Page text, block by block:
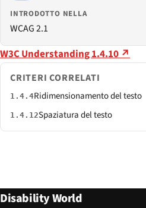
INTRODOTTO NELLA
WCAG 2.1
W3C Understanding 1.4.10 ↗
CRITERI CORRELATI
1.4.4Ridimensionamento del testo
1.4.12Spaziatura del testo
Disability World